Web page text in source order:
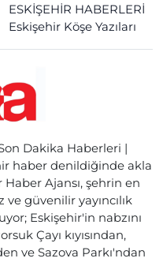
ESKİŞEHİR HABERLERİ
Eskişehir Köşe Yazıları
Dakika Haberleri |
haber denildiğinde akla
Ajansı, şehrin en
güvenilir yayıncılık
Eskişehir'in nabzını
Çayı kıyısından,
ve Sazova Parkı'ndan